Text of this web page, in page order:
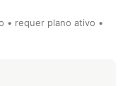
• requer plano ativo •